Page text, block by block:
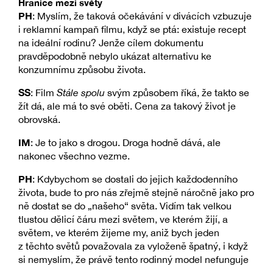
PH: Myslím, že taková očekávání v divácích vzbuzuje
i reklamní kampaň filmu, když se ptá: existuje recept
na ideální rodinu? Jenže cílem dokumentu
pravděpodobně nebylo ukázat alternativu ke
konzumnímu způsobu života.
SS: Film Stále spolu svým způsobem říká, že takto se
žít dá, ale má to své oběti. Cena za takový život je
obrovská.
IM: Je to jako s drogou. Droga hodně dává, ale
nakonec všechno vezme.
PH: Kdybychom se dostali do jejich každodenního
života, bude to pro nás zřejmě stejně náročně jako pro
ně dostat se do „našeho“ světa. Vidím tak velkou
tlustou dělicí čáru mezi světem, ve kterém žijí, a
světem, ve kterém žijeme my, aniž bych jeden
z těchto světů považovala za vyloženě špatný, i když
si nemyslím, že právě tento rodinný model nefunguje